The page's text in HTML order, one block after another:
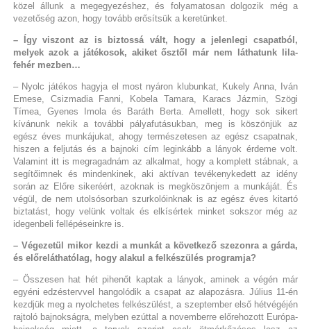
közel állunk a megegyezéshez, és folyamatosan dolgozik még a
vezetőség azon, hogy tovább erősítsük a keretünket.
– Így viszont az is biztossá vált, hogy a jelenlegi csapatból,
melyek azok a játékosok, akiket ősztől már nem láthatunk lila-
fehér mezben…
– Nyolc játékos hagyja el most nyáron klubunkat, Kukely Anna, Iván
Emese, Csizmadia Fanni, Kobela Tamara, Karacs Jázmin, Szögi
Tímea, Gyenes Imola és Baráth Berta. Amellett, hogy sok sikert
kívánunk nekik a további pályafutásukban, meg is köszönjük az
egész éves munkájukat, ahogy természetesen az egész csapatnak,
hiszen a feljutás és a bajnoki cím leginkább a lányok érdeme volt.
Valamint itt is megragadnám az alkalmat, hogy a komplett stábnak, a
segítőimnek és mindenkinek, aki aktívan tevékenykedett az idény
során az Előre sikeréért, azoknak is megköszönjem a munkáját. És
végül, de nem utolsósorban szurkolóinknak is az egész éves kitartó
biztatást, hogy velünk voltak és elkísértek minket sokszor még az
idegenbeli fellépéseinkre is.
– Végezetül mikor kezdi a munkát a következő szezonra a gárda,
és előreláthatólag, hogy alakul a felkészülés programja?
– Összesen hat hét pihenőt kaptak a lányok, aminek a végén már
egyéni edzéstervvel hangolódik a csapat az alapozásra. Július 11-én
kezdjük meg a nyolchetes felkészülést, a szeptember első hétvégéjén
rajtoló bajnokságra, melyben ezúttal a novemberre előrehozott Európa-